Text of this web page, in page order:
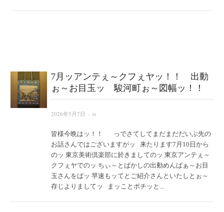
7月ッアンテぇ～クフぇヤッ！！ 出動
ぉ～お目玉ッ 駿河町ぉ～図幅ッ！！
2026年5月7日 · in
皆様今晩はッ！！ っでさてしてまだまだだいぶ先の
お話さんではございますがッ 来たります7月10日から
のッ 東京美術倶楽部に於きましてのッ 東京アンテぇ～
クフぇヤでのッ ちぃ～とばかしの出動めんばぁ～お目
玉さんをばッ 早速もッてとご紹介さんといたしとぉ～
存じよりましてッ まッことポチッと...